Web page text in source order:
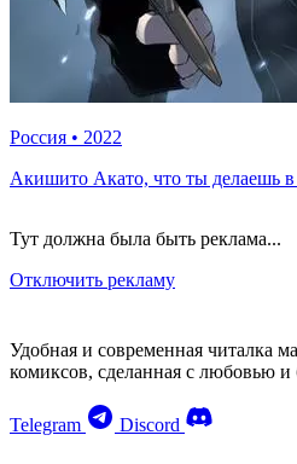
Россия • 2022
Акишито Акато, что ты делаешь
Тут должна была быть реклама...
Отключить рекламу
Удобная и современная читалка
комиксов, сделанная с любовью и
Telegram Discord